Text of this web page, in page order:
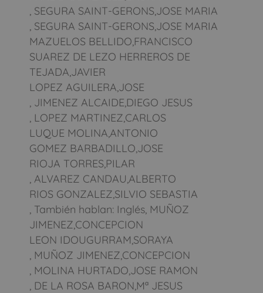
, SEGURA SAINT-GERONS,JOSE MARIA
, SEGURA SAINT-GERONS,JOSE MARIA
MAZUELOS BELLIDO,FRANCISCO
SUAREZ DE LEZO HERREROS DE
TEJADA,JAVIER
LOPEZ AGUILERA,JOSE
, JIMENEZ ALCAIDE,DIEGO JESUS
, LOPEZ MARTINEZ,CARLOS
LUQUE MOLINA,ANTONIO
GOMEZ BARBADILLO,JOSE
RIOJA TORRES,PILAR
, ALVAREZ CANDAU,ALBERTO
RIOS GONZALEZ,SILVIO SEBASTIA
, También hablan: Inglés, MUÑOZ
JIMENEZ,CONCEPCION
LEON IDOUGURRAM,SORAYA
, MUÑOZ JIMENEZ,CONCEPCION
, MOLINA HURTADO,JOSE RAMON
, DE LA ROSA BARON,Mª JESUS